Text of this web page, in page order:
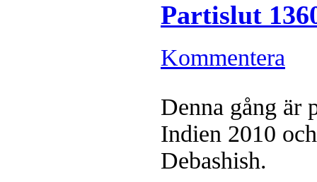
Partislut
Kommentera
Denna gång är
Indien 2010
Debashish.